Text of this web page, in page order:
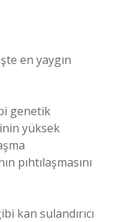
en yaygın
genetik
yüksek
pıhtılaşmasını
kan sulandırıcı